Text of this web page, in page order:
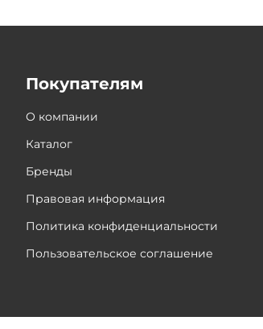
Покупателям
О компании
Каталог
Бренды
Правовая информация
Политика конфиденциальности
Пользовательское соглашение